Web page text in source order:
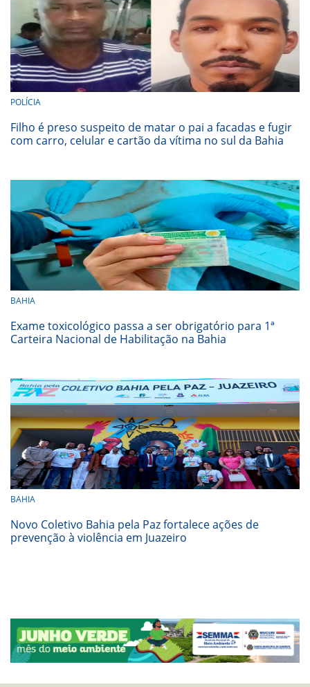
POLÍCIA
Filho é preso suspeito de matar o pai a facadas e fugir
com carro, celular e cartão da vítima no sul da Bahia
BAHIA
Exame toxicológico passa a ser obrigatório para 1ª
Carteira Nacional de Habilitação na Bahia
BAHIA
Novo Coletivo Bahia pela Paz fortalece ações de
prevenção à violência em Juazeiro